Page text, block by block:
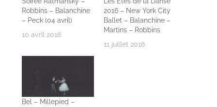
Robbins – Balanchine
– Peck (04 avril)
10 avril 2016
2016 – New York City
Ballet – Balanchine –
Martins – Robbins
11 juillet 2016
Bel – Millepied –